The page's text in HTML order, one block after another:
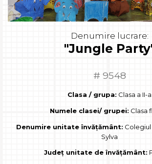
Denumire lucrare:
"Jungle
# 9548
Clasa / grupa: Clasa a II-a
Numele clasei/ grupei: Clasa
Denumire unitate învățământ:
Sylva
Județ unitate de învățământ: